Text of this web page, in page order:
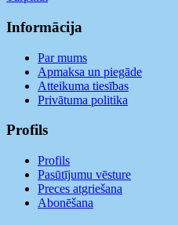
Informācija
Par mums
Apmaksa un piegāde
Atteikuma tiesības
Privātuma politika
Profils
Profils
Pasūtījumu vēsture
Preces atgriešana
Abonēšana